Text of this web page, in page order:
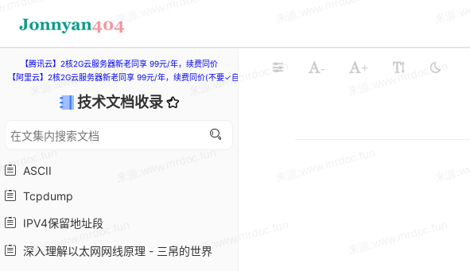
【腾讯云】2核2G云服务器新老同享 99元/年，续费同价
【阿里云】2核2G云服务器新老同享 99元/年，续费同价(不要✓自动续费)
技术文档收录
ASCII
Tcpdump
IPV4保留地址段
深入理解以太网网线原理 - 三帛的世界
- +